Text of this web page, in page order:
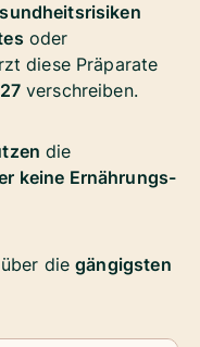
oder
diese Präparate
verschreiben.
die
keine Ernährungs-
diegängigsten